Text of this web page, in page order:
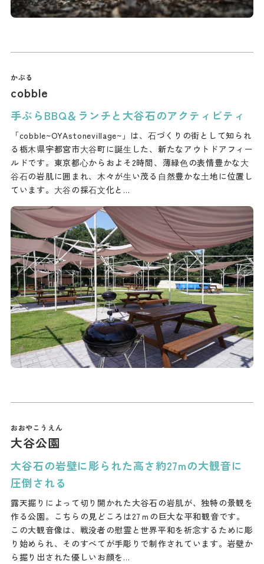
cobble
手ぶらBBQ＆ランチと大谷石のアクティビティ
「cobble~OYAstonevillage~」は、⽯づくりの街として知られ
る栃⽊県宇都宮市⼤⾕町に誕⽣した、新たなアウトドアフィー
ルドです。東京都⼼からおよそ2時間、薄緑⾊の表情豊かな⼤
⾕⽯の岩肌に囲まれ、⽊々が⽣い茂る⾃然豊かな⼟地に位置し
ています。⼤⾕の採⽯⽂化と…
大谷公園
大谷石の岩壁に彫られた高さ約27mの大観音に
圧倒される
露天掘りによって切り開かれた大谷石の岩肌が、独特の景観を
作る公園。こちらの見どころは27ｍの巨大な平和観音です。
この大観音像は、戦没者の慰霊と世界平和を祈念するために彫
り始められ、そのすべてが手彫りで制作されています。岩壁か
ら掘り出された優しいお顔を…